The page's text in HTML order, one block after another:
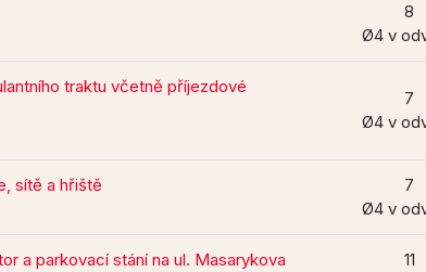
8
Ø4 v
traktu včetně příjezdové
7
Ø4 v
sítě a hřiště
7
Ø4 v
a parkovací stání na ul. Masarykova
11